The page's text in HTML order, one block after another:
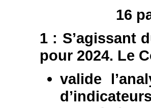
16
1 : S’agissant
pour 2024. Le
valide